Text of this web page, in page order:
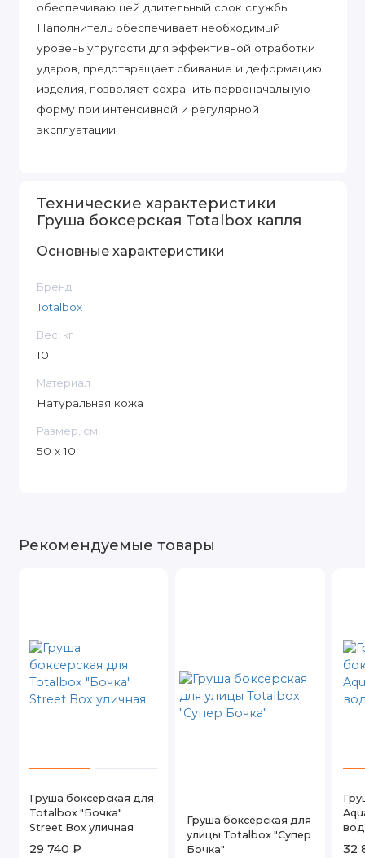
обеспечивающей длительный срок службы.
Наполнитель обеспечивает необходимый
уровень упругости для эффективной отработки
ударов, предотвращает сбивание и деформацию
изделия, позволяет сохранить первоначальную
форму при интенсивной и регулярной
эксплуатации.
Технические характеристики
Груша боксерская Totalbox капля
Основные характеристики
Бренд
Totalbox
Вес, кг
10
Материал
Натуральная кожа
Размер, см
50 x 10
Рекомендуемые товары
Груша боксерская для
Totalbox "Бочка"
Street Box уличная
29 740 ₽
Груша боксерская для
улицы Totalbox "Супер
Бочка"
32